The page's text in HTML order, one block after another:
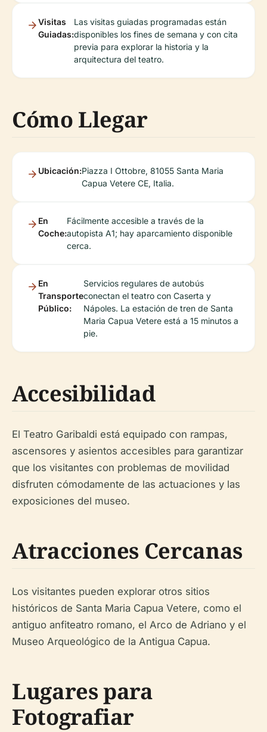
Visitas
Guiadas:
Las visitas guiadas programadas están
disponibles los fines de semana y con cita
previa para explorar la historia y la
arquitectura del teatro.
Cómo Llegar
Ubicación:Piazza I Ottobre, 81055 Santa Maria
Capua Vetere CE, Italia.
En
Coche:
Fácilmente accesible a través de la
autopista A1; hay aparcamiento disponible
cerca.
En
Transporte
Público:
Servicios regulares de autobús
conectan el teatro con Caserta y
Nápoles. La estación de tren de Santa
Maria Capua Vetere está a 15 minutos a
pie.
Accesibilidad
El Teatro Garibaldi está equipado con rampas,
ascensores y asientos accesibles para garantizar
que los visitantes con problemas de movilidad
disfruten cómodamente de las actuaciones y las
exposiciones del museo.
Atracciones Cercanas
Los visitantes pueden explorar otros sitios
históricos de Santa Maria Capua Vetere, como el
antiguo anfiteatro romano, el Arco de Adriano y el
Museo Arqueológico de la Antigua Capua.
Lugares para
Fotografiar